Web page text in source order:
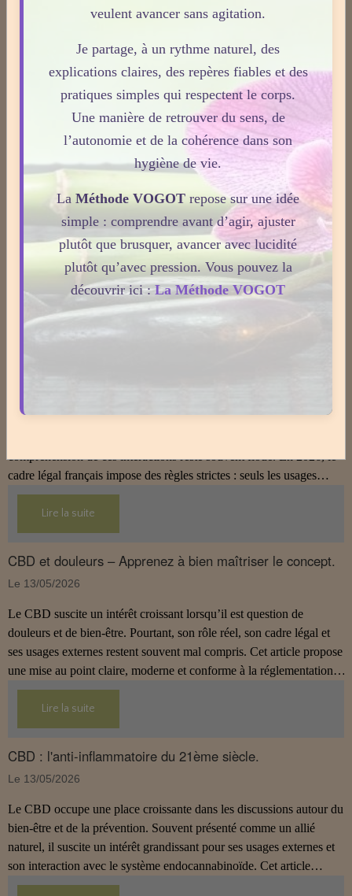
Derniers billets
Réharmonisation corporelle hygiéniste.
Le 24/05/2026
La Réharmonisation corporelle hygiéniste désigne un
processus naturel, progressif et non thérapeutique
par lequel le corps retrouve un fonctionnement plus
fluide, plus cohérent et plus équilibré grâce à une
hygiène de vie adaptée.
Lire la suite
Le CBD suscite un intérêt croissant, notamment lorsqu’il est
compréhension de ces interactions reste souvent floue. En 2026, le
cadre légal français impose des règles strictes : seuls les usages
externes du CBD sont autorisés. Cet article propose une mise au
point claire et accessible pour comprendre comment le CBD
s’inscrit dans une démarche de prévention, sans ingestion et sans
Lire la suite
CBD et douleurs – Apprenez à bien maîtriser le concept.
Le 13/05/2026
Le CBD suscite un intérêt croissant lorsqu’il est question de
douleurs et de bien‑être. Pourtant, son rôle réel, son cadre légal et
ses usages externes restent souvent mal compris. Cet article propose
une mise au point claire, moderne et conforme à la réglementation
française de 2026, afin de mieux comprendre comment le CBD
s’intègre dans une approche globale de prévention.
Lire la suite
CBD : l'anti-inflammatoire du 21ème siècle.
Le 13/05/2026
Le CBD occupe une place croissante dans les discussions autour du
bien‑être et de la prévention. Souvent présenté comme un allié
naturel, il suscite un intérêt grandissant pour ses usages externes et
son interaction avec le système endocannabinoïde. Cet article
propose une mise au point claire, moderne et conforme à la
veulent avancer sans agitation.
Je partage, à un rythme naturel, des
explications claires, des repères fiables et des
pratiques simples qui respectent le corps.
Une manière de retrouver du sens, de
l’autonomie et de la cohérence dans son
hygiène de vie.
La Méthode VOGOT repose sur une idée
simple : comprendre avant d’agir, ajuster
plutôt que brusquer, avancer avec lucidité
plutôt qu’avec pression. Vous pouvez la
découvrir ici :La Méthode VOGOT